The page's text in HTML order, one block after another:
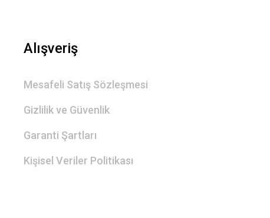
Alışveriş
Mesafeli Satış Sözleşmesi
Gizlilik ve Güvenlik
Garanti Şartları
Kişisel Veriler Politikası